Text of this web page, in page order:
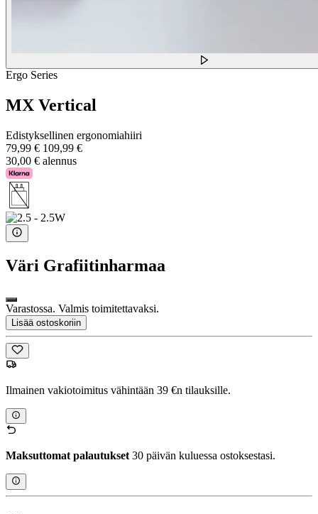
Ergo Series
MX Vertical
Edistyksellinen ergonomiahiiri
79,99 € 109,99 €
30,00 € alennus
Väri Grafiitinharmaa
Varastossa. Valmis toimitettavaksi.
Lisää ostoskoriin
Ilmainen vakiotoimitus vähintään 39 €n tilauksille.
Maksuttomat palautukset30 päivän kuluessa ostoksestasi.